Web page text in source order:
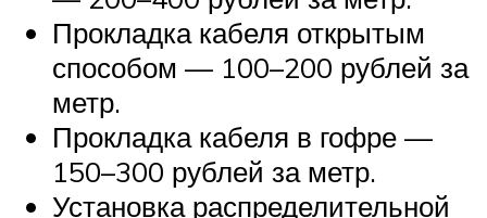
Прокладка кабеля открытым
способом — 100–200 рублей за
метр.
Прокладка кабеля в гофре —
150–300 рублей за метр.
Установка распределительной